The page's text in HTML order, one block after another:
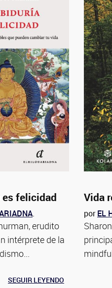
es felicidad
.
erudito
intérprete de la
SEGUIR LEYENDO
Vida
porEL